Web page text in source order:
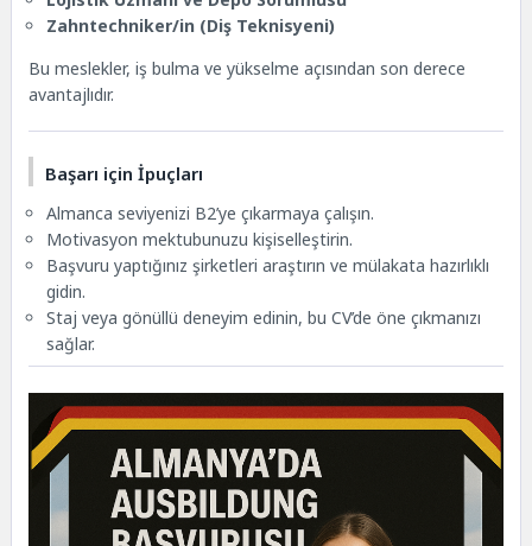
Zahntechniker/in (Diş Teknisyeni)
Bu meslekler, iş bulma ve yükselme açısından son derece
avantajlıdır.
Başarı için İpuçları
Almanca seviyenizi B2’ye çıkarmaya çalışın.
Motivasyon mektubunuzu kişiselleştirin.
Başvuru yaptığınız şirketleri araştırın ve mülakata hazırlıklı
gidin.
Staj veya gönüllü deneyim edinin, bu CV’de öne çıkmanızı
sağlar.